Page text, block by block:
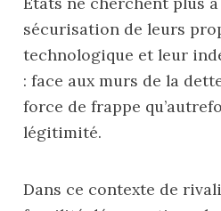
sécurisation de leurs
technologique et leur
: face aux murs de la
force de frappe
légitimité.
Dans ce contexte de